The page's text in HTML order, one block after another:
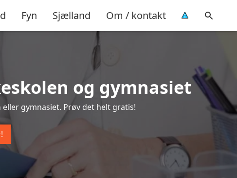
Fyn Sjælland Om / kontakt
og gymnasiet
gymnasiet. Prøv det helt gratis!